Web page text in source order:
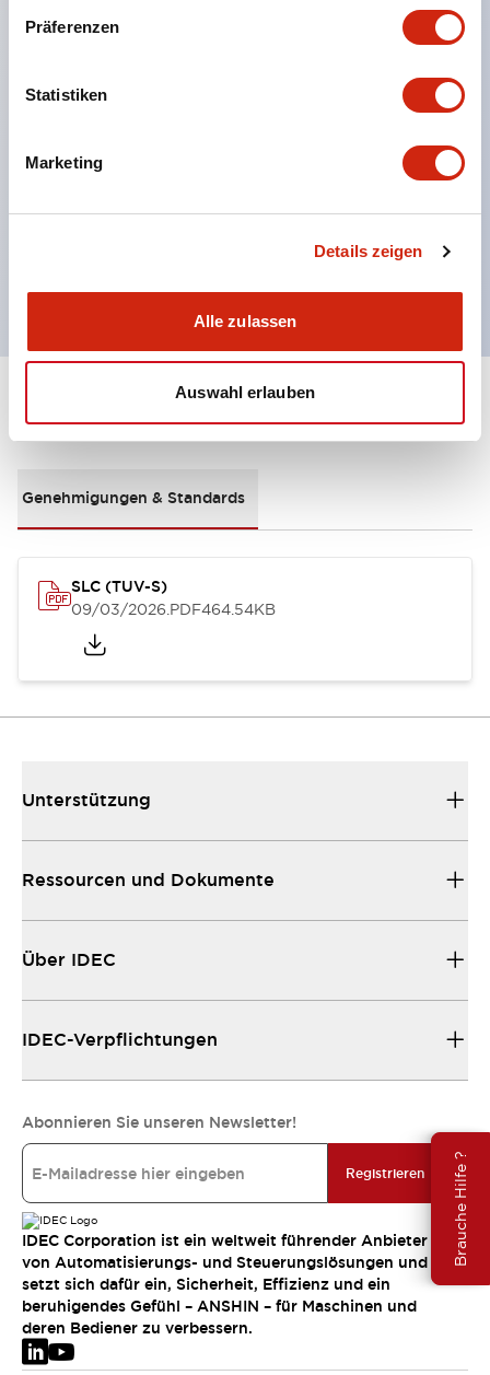
Präferenzen
Statistiken
Marketing
Details zeigen
Alle zulassen
Auswahl erlauben
Brauche Hilfe ?
Reaktion auf plötzliche Anzeigeänderungen durch
Ausgestattet mit Spotbeleuchtung, die auch bei
hellem Licht eine einfache Leuchtbestätigung
UL-, c-UL- und TUV-zertifiziert. EN-Norm-konform
*Für Informationen zur Spezifikation von
zertifizierten Produkten wenden Sie sich bitte
Dokumente und Dateien
Genehmigungen & Standards
SLC (TUV-S)
09/03/2026.PDF464.54KB
Unterstützung
Ressourcen und Dokumente
Über IDEC
IDEC-Verpflichtungen
Abonnieren Sie unseren Newsletter!
Registrieren
IDEC Corporation ist ein weltweit führender Anbieter
von Automatisierungs- und Steuerungslösungen und
setzt sich dafür ein, Sicherheit, Effizienz und ein
beruhigendes Gefühl – ANSHIN – für Maschinen und
deren Bediener zu verbessern.